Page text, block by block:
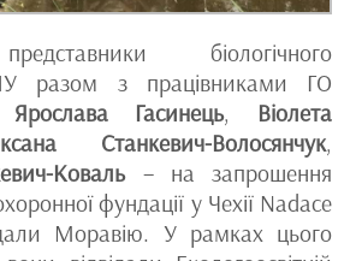
біологічного
разом з працівниками ГО
Ярослава Гасинець, Віолета
Станкевич-Волосянчук,
Коваль– на запрошення
фундації у Чехії Nadace
Моравію. У рамках цього